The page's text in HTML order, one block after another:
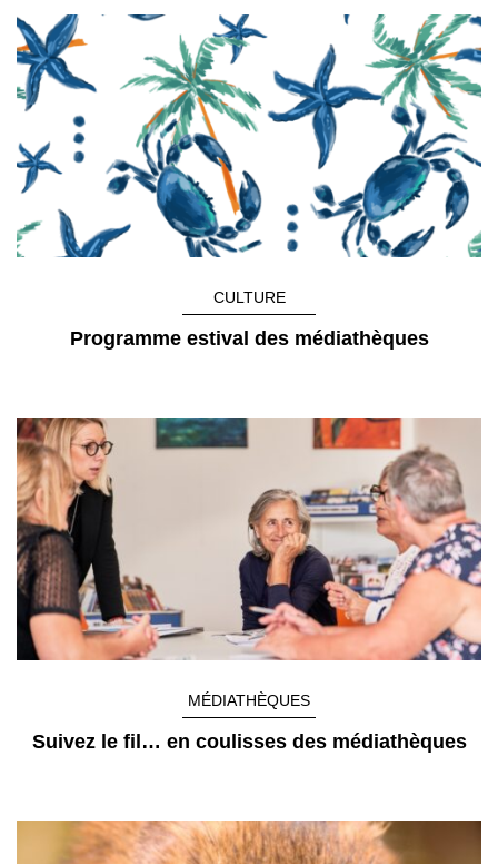
CULTURE
Programme estival des médiathèques
MÉDIATHÈQUES
Suivez le fil… en coulisses des médiathèques